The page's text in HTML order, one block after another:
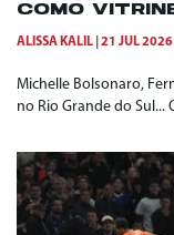
COMO
ALISSA KALIL 21 JUL 2026
Michelle Bolsonaro,
no Rio Grande do Sul...